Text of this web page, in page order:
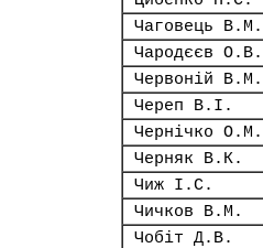
Чаговець В.М.
Чародєєв О.В.
Червоній В.М.
Череп В.І.
Чернічко О.М.
Черняк В.К.
Чиж І.С.
Чичков В.М.
Чобіт Д.В.